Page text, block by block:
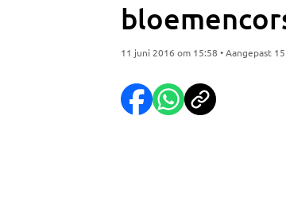
11 juni 2016 om 15:58 • Aangepast